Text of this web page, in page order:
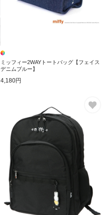
ミッフィー2WAYトートバッグ【フェイス
デニムブルー】
4,180円